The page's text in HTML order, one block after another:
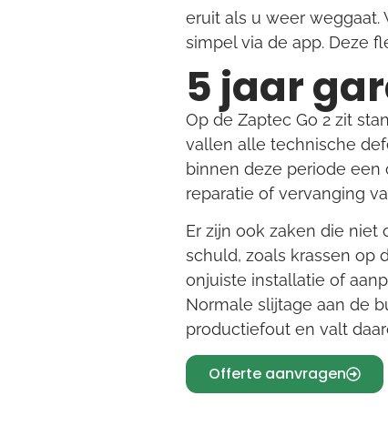
eruit als u weer
simpel via de app. Deze
5 jaar
Op de Zaptec Go 2 zit
vallen alle technische
binnen deze periode
reparatie of vervanging
Er zijn ook zaken die
schuld, zoals krassen op
onjuiste installatie of
Normale slijtage aan de
productiefout en valt
Offerte aanvragen